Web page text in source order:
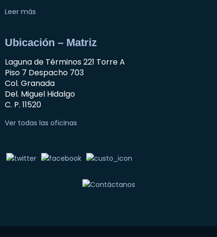
Leer más
Ubicación – Matriz
Laguna de Términos 221 Torre A
Piso 7 Despacho 703
Col. Granada
Del. Miguel Hidalgo
C. P. 11520
Ver todas las oficinas